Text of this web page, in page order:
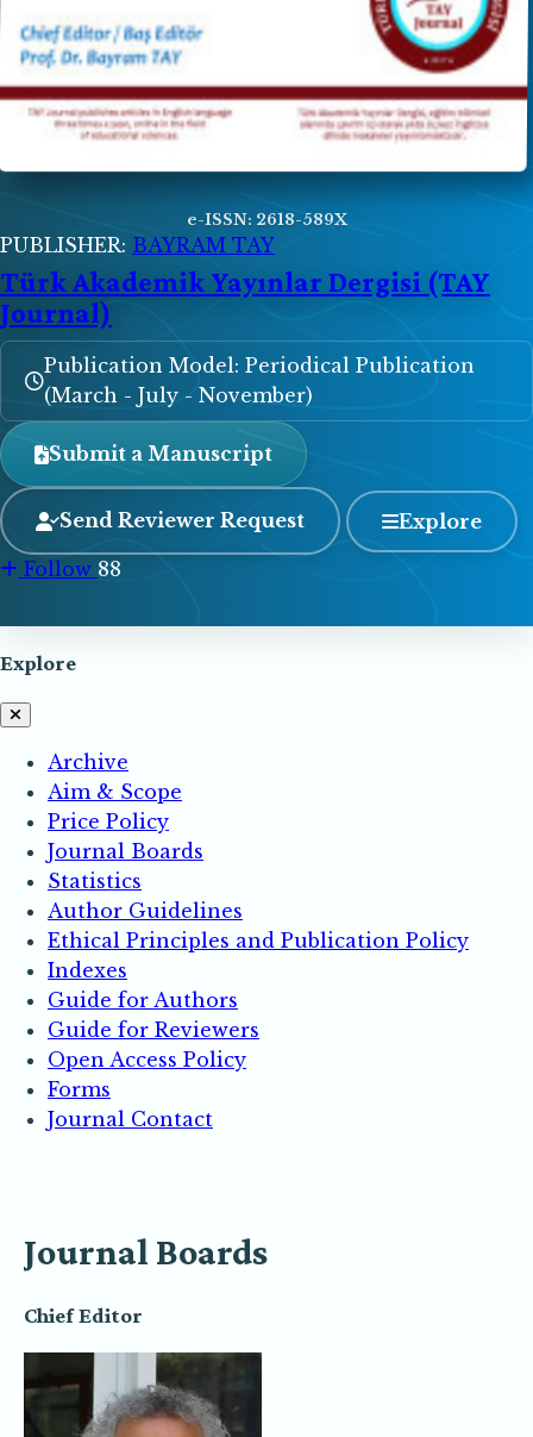
e-ISSN: 2618-589X
PUBLISHER: BAYRAM TAY
Türk Akademik Yayınlar Dergisi (TAY
Journal)
Publication Model: Periodical Publication
(March - July - November)
Submit a Manuscript
Send Reviewer Request Explore
Follow 88
Explore
Archive
Aim & Scope
Price Policy
Journal Boards
Statistics
Author Guidelines
Ethical Principles and Publication Policy
Indexes
Guide for Authors
Guide for Reviewers
Open Access Policy
Forms
Journal Contact
Journal Boards
Chief Editor